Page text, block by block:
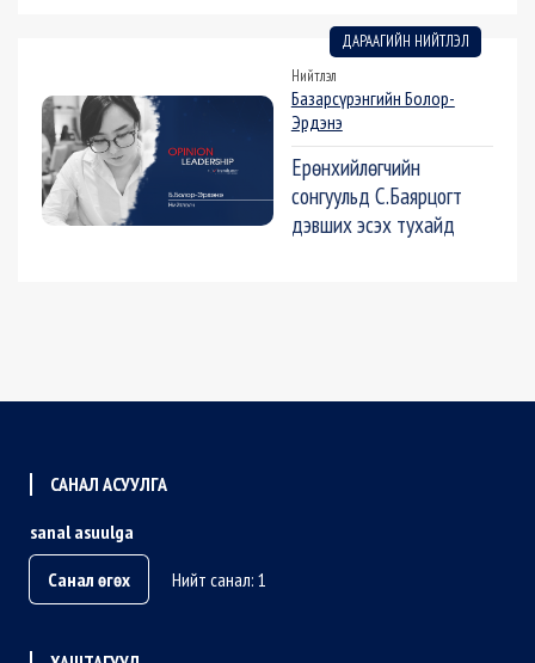
ДАРААГИЙН НИЙТЛЭЛ
Нийтлэл
Базарсүрэнгийн Болор-
Эрдэнэ
Ерөнхийлөгчийн
сонгуульд С.Баярцогт
дэвших эсэх тухайд
САНАЛ АСУУЛГА
sanal asuulga
Санал өгөх
Нийт санал: 1